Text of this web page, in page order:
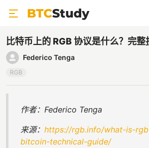
比特币上的 RGB 协议是什么？完整
Federico Tenga
RGB
作者：Federico Tenga
来源： https://rgb.info/what-is-
bitcoin-technical-guide/